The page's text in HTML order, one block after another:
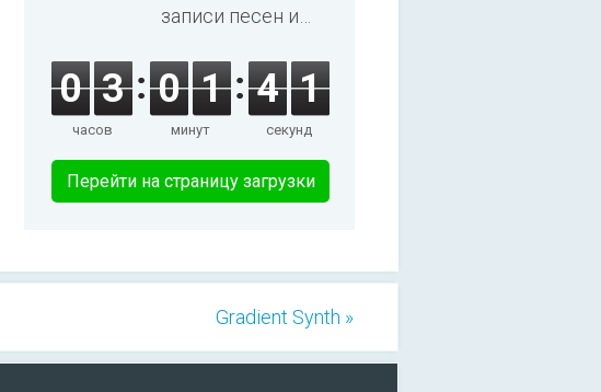
записи песен и
0 3
часов
0 1
минут
4 1
секунд
Перейти на страницу загрузки
Gradient Synth »